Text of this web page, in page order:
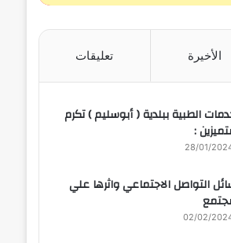
الأخيرة تعليقات
الطبية ببلدية ( أبوسليم ) تكرم
:
28/01/
التواصل الاجتماعي واثرها علي
02/02/